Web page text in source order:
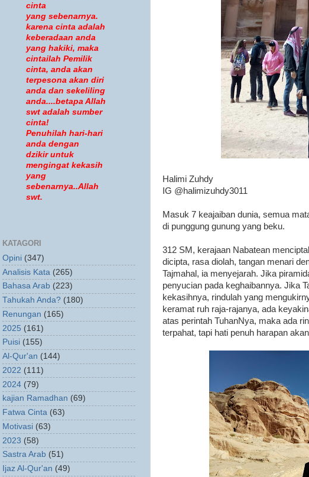
Halimi Zuhdy
IG @halimizuhdy3011
Masuk 7 keajaiban dunia, semua
di punggung gunung yang beku.
312 SM, kerajaan Nabatean
dicipta, rasa diolah, tangan menari
Tajmahal, ia menyejarah. Jika
penyucian pada keghaibannya. Jika
kekasihnya, rindulah yang
keramat ruh raja-rajanya, ada
atas perintah TuhanNya, maka ada
terpahat, tapi hati penuh harapan
cinta
yang sebenarnya.
karena cinta adalah
keberadaan anda
yang hakiki, maka
cintailah Pemilik
cinta, anda akan
terpesona akan diri
anda dan sekeliling
anda....betapa Allah
swt adalah sumber
cinta!
Penuhilah hari-hari
anda dengan
dzikir untuk
mengingat kekasih
yang
sebenarnya..Allah
swt.
KATAGORI
Opini (347)
Analisis Kata (265)
Bahasa Arab (223)
Tahukah Anda? (180)
Renungan (165)
2025 (161)
Puisi (155)
Al-Qur'an (144)
2022 (111)
2024 (79)
kajian Ramadhan (69)
Fatwa Cinta (63)
Motivasi (63)
2023 (58)
Sastra Arab (51)
Ijaz Al-Qur'an (49)